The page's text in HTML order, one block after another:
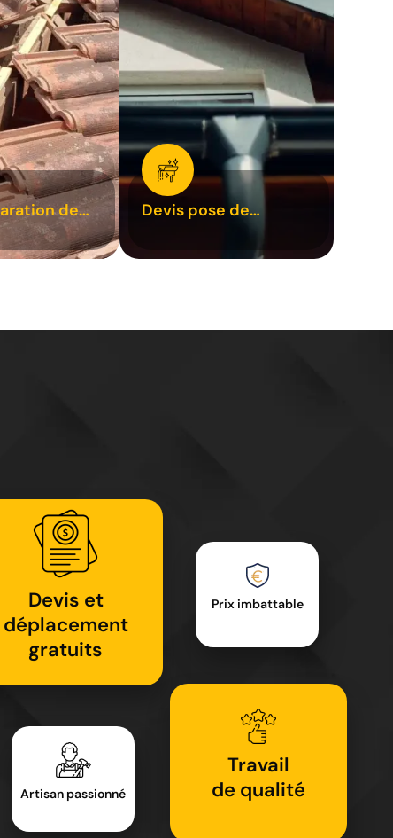
de
Devis pose de
Devis et
déplacement
gratuits
Artisan passionné
Prix imbattable
Travail
de qualité